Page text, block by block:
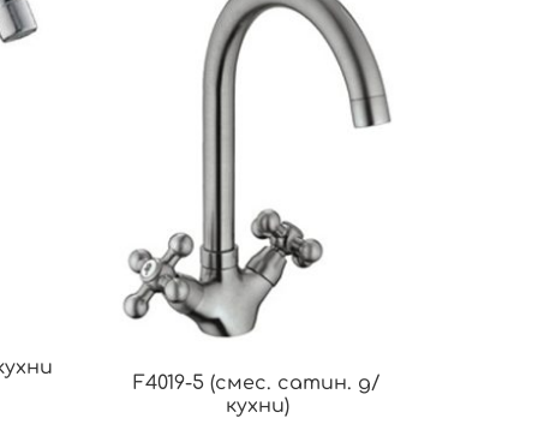
F4019-5 (смес. сатин. д/
кухни)